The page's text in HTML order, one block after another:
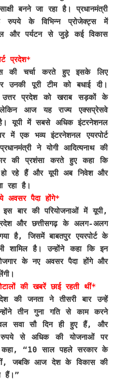
बनने जा रहा है। प्रधानमंत्री
के विभिन्न प्रोजेक्ट्स में
खेल और पर्यटन से जुड़े कई विकास
प्रदेश*
की चर्चा करते हुए इसके लिए
उनकी पूरी टीम को बधाई दी।
प्रदेश को खराब सड़कों के
आज यह राज्य एक्सप्रेसवे
यूपी में सबसे अधिक इंटरनेशनल
में एक भव्य इंटरनेशनल एयरपोर्ट
ने योगी आदित्यनाथ की
की प्रशंसा करते हुए कहा कि
हो रहे हैं और यूपी अब निवेश और
रहा है।
अवसर पैदा होंगे*
इस बार की परियोजनाओं में यूपी,
और छत्तीसगढ़ के अलग-अलग
है, जिसमें बाबतपुर एयरपोर्ट के
शामिल है। उन्होंने कहा कि इन
के नए अवसर पैदा होंगे और
की खबरें छाई रहती थीं*
की जनता ने तीसरी बार उन्हें
तीन गुना गति से काम करने
सवा सौ दिन ही हुए हैं, और
से अधिक की योजनाओं पर
कहा, “10 साल पहले सरकार के
थीं, जबकि आज देश के विकास की
हैं।”